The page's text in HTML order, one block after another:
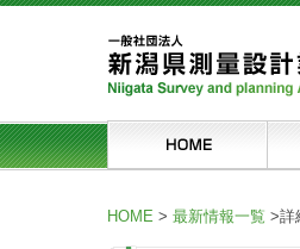
HOME > 最新情報一覧 >詳